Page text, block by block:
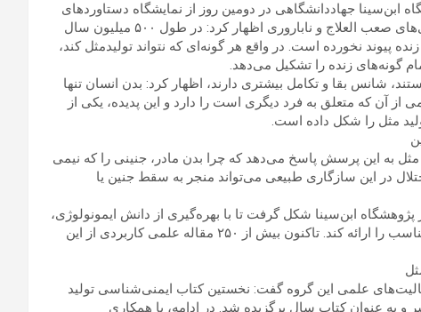
ابن‌سینا جهاددانشگاهی در دومین روز از نمایشگاه دستاوردهای
جهاد دانشگاهی در نشست فرآورده‌های نوین درمانی در بیماری‌های صعب العلاج و ناباروری اظهار کرد: در طول ۵۰۰ میلیون سال
پیوند نخورده است. در واقع هر گونه‌ای که نتواند تولیدمثل کند،
گونه‌های زنده را تشکیل می‌دهد.
شانس بقا و تکامل بیشتری دارند، اظهار کرد: بدن انسان تنها
آن که متعلق به فرد دیگری است را دارد و این پدیده، یکی از
مثل را شکل داده است.
به این پرسش پاسخ می‌دهد که چرا بدن مادر، جنینی را که نیمی
در این سازگاری طبیعی می‌تواند منجر به سقط جنین یا
ابن‌سینا شکل گرفت تا با بهره‌گیری از دانش ایمونولوژی،
علل ایمنی ناباروری و سقط مکرر را شناسایی و درمان‌های متناسب را ارائه کند. تاکنون بیش از ۲۵۰ مقاله علمی کاربردی از این
علمی این گروه گفت: نخستین کتاب ایمنی‌شناسی تولید
ابن‌سینا منتشر و به عنوان کتاب سال برگزیده شد. در ادامه، با همکاری